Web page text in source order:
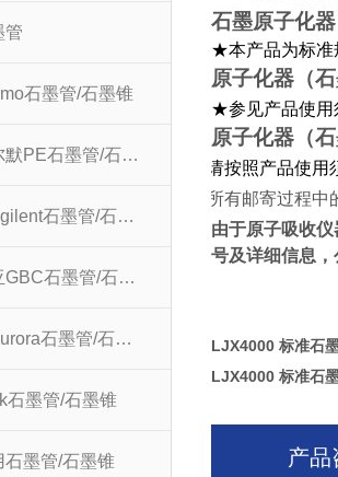
管
石墨管/石墨锥
珀金埃尔默PE石墨管/石墨锥
安捷伦Agilent石墨管/石墨锥
澳大利亚GBC石墨管/石墨锥
欧罗拉Aurora石墨管/石墨锥
石墨管/石墨锥
石墨管/石墨锥
石墨原子化器
★本产品为标准
原子化器（
★参见产品使用
原子化器（
请按照产品使用
所有邮寄过程
由于原子吸收
号及详细信息
LJX4000 标准石
LJX4000 标准石
产品